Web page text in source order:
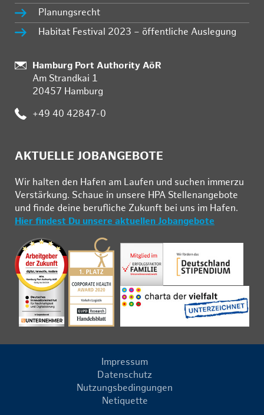
Planungsrecht
Habitat Festival 2023 – öffentliche Auslegung
Standort:
Hamburg Port Authority AöR
Am Strandkai 1
20457 Hamburg
Telefon:
+49 40 42847-0
AKTUELLE JOBANGEBOTE
Wir hal­ten den Ha­fen am Lau­fen und su­chen im­mer­zu
Ver­stär­kung. Schau­e in un­se­re HPA Stel­len­an­ge­bo­te
und fin­de deine be­ruf­li­che Zu­kunft bei uns im Ha­fen.
Hier findest Du unsere aktuellen Jobangebote
Impressum
Datenschutz
Nutzungsbedingungen
Netiquette